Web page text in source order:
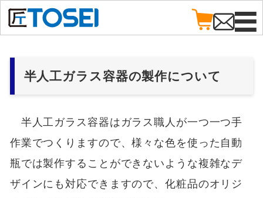
半人工ガラス容器の製作について
半人工ガラス容器はガラス職人が一つ一つ手
作業でつくりますので、様々な色を使った自動
瓶では製作することができないような複雑なデ
ザインにも対応できますので、化粧品のオリジ